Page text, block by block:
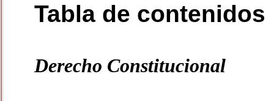
Tabla de contenidos
Derecho Constitucional